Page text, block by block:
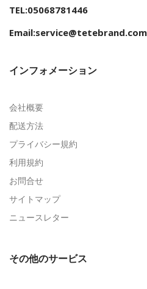
TEL:05068781446
Email:service@tetebrand.com
インフォメーション
会社概要
配送方法
プライバシー規約
利用規約
お問合せ
サイトマップ
ニュースレター
その他のサービス